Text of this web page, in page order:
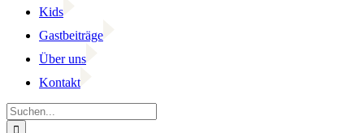
Kids
Gastbeiträge
Über uns
Kontakt
Suche
nach: